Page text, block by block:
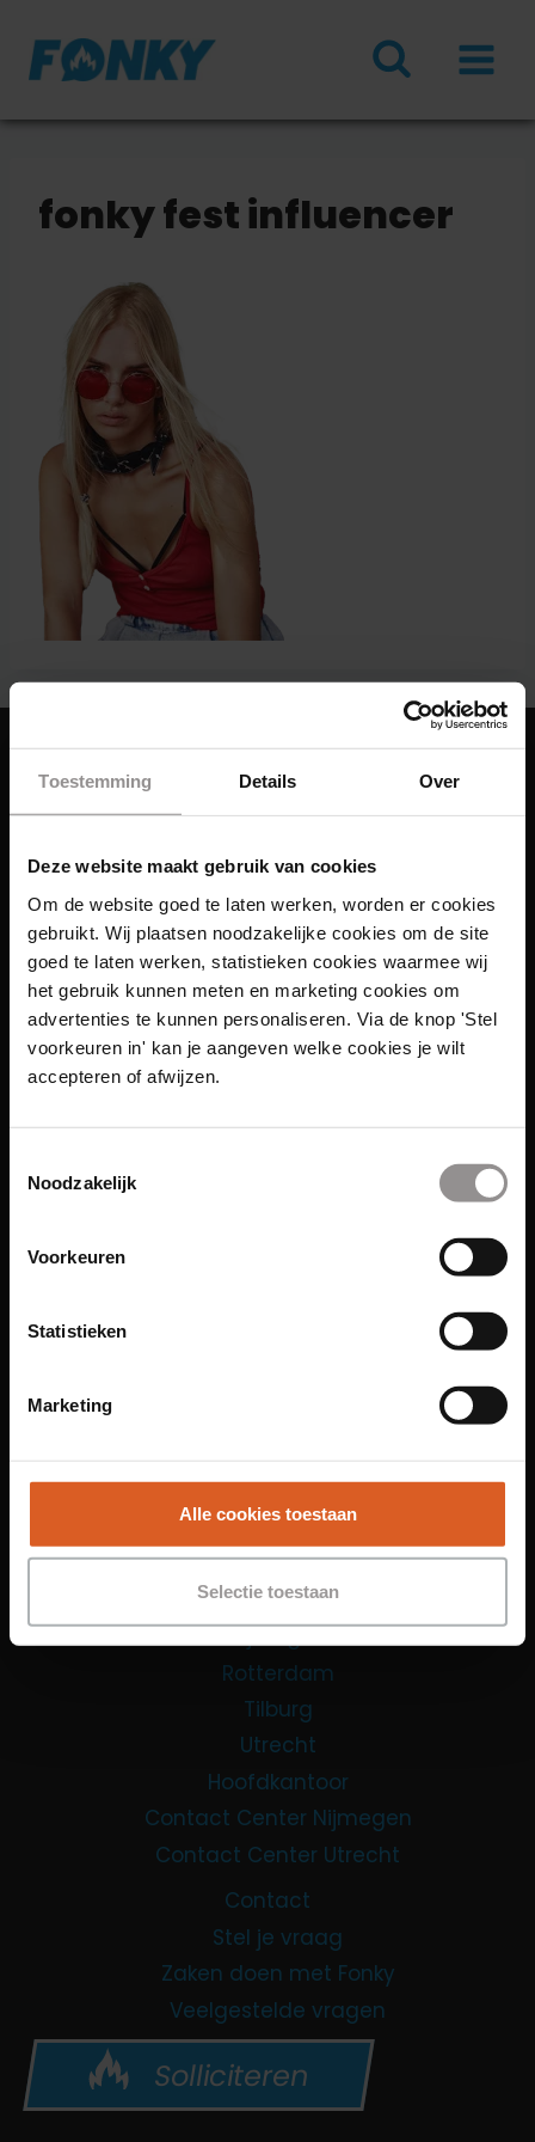
Toestemming Details Over
Deze website maakt gebruik van cookies
Om de website goed te laten werken, worden er cookies
gebruikt. Wij plaatsen noodzakelijke cookies om de site
goed te laten werken, statistieken cookies waarmee wij
het gebruik kunnen meten en marketing cookies om
advertenties te kunnen personaliseren. Via de knop 'Stel
voorkeuren in' kan je aangeven welke cookies je wilt
accepteren of afwijzen.
Noodzakelijk
Voorkeuren
Statistieken
Marketing
Alle cookies toestaan
Selectie toestaan
naar
inhoud
fonky fest influencer
Amsterdam
Groningen
Leiden
Maastricht
Rotterdam
Tilburg
Utrecht
Hoofdkantoor
Contact Center Nijmegen
Contact Center Utrecht
Contact
Stel je vraag
Zaken doen met Fonky
Veelgestelde vragen
Solliciteren